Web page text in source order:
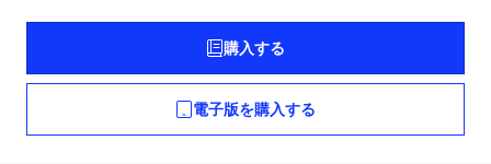
購入する
電子版を購入する